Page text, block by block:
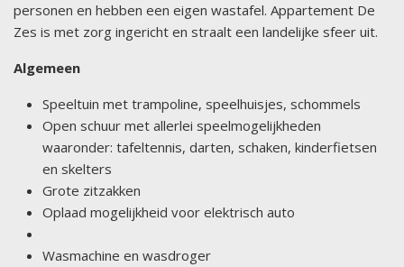
personen en hebben een eigen wastafel. Appartement De
Zes is met zorg ingericht en straalt een landelijke sfeer uit.
Algemeen
Speeltuin met trampoline, speelhuisjes, schommels
Open schuur met allerlei speelmogelijkheden
waaronder: tafeltennis, darten, schaken, kinderfietsen
en skelters
Grote zitzakken
Oplaad mogelijkheid voor elektrisch auto
Wasmachine en wasdroger